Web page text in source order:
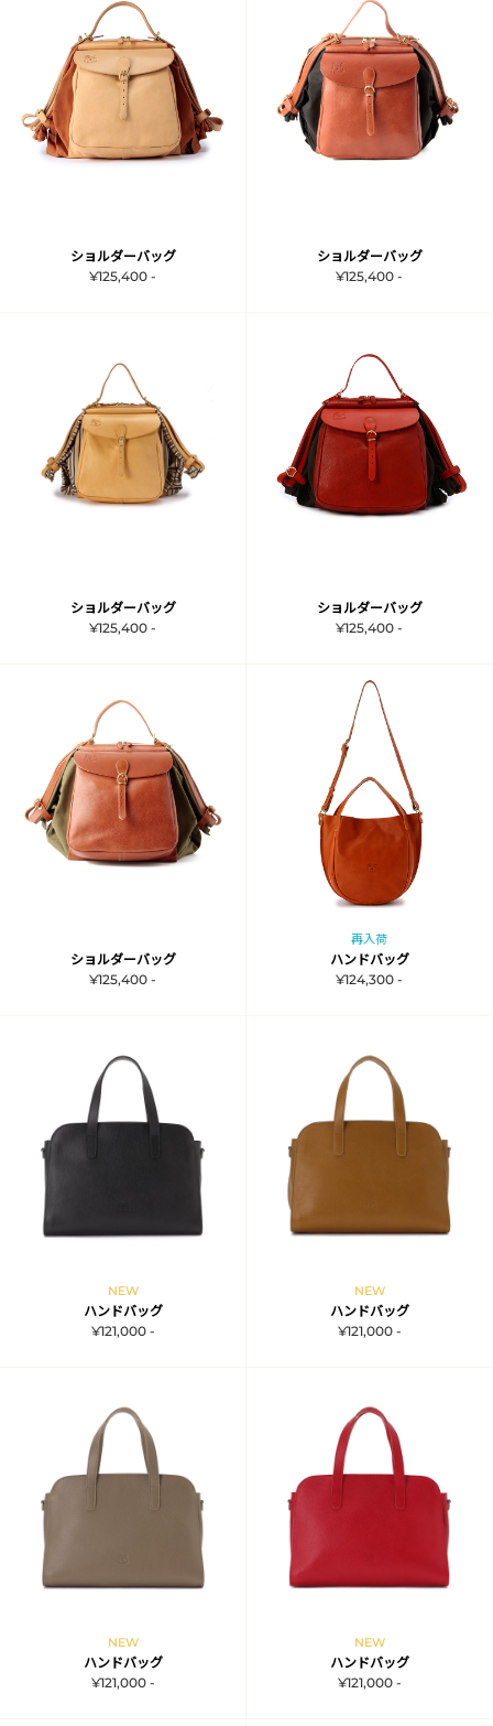
ショルダーバッグ
¥125,400 -
ショルダーバッグ
¥125,400 -
ショルダーバッグ
¥125,400 -
ショルダーバッグ
¥125,400 -
ショルダーバッグ
¥125,400 -
再入荷
ハンドバッグ
¥124,300 -
NEW
ハンドバッグ
¥121,000 -
NEW
ハンドバッグ
¥121,000 -
NEW
ハンドバッグ
¥121,000 -
NEW
ハンドバッグ
¥121,000 -